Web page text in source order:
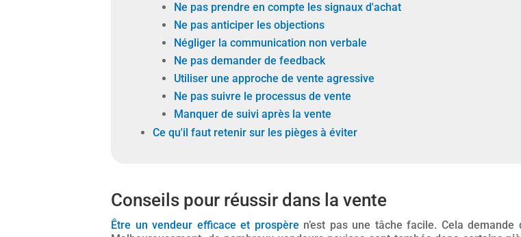
Ne pas prendre en compte les signaux d'achat
Ne pas anticiper les objections
Négliger la communication non verbale
Ne pas demander de feedback
Utiliser une approche de vente agressive
Ne pas suivre le processus de vente
Manquer de suivi après la vente
Ce qu'il faut retenir sur les pièges à éviter
Conseils pour réussir dans la vente
Être un vendeur efficace et prospère n’est pas une tâche facile. Cela